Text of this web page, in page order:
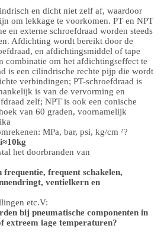
en dicht niet zelf af, waardoor
om lekkage te voorkomen. PT en NPT
en externe schroefdraad worden steeds
Afdichting wordt bereikt door de
en afdichtingsmiddel of tape
combinatie om het afdichtingseffect te
is een cilindrische rechte pijp die wordt
verbindingen; PT-schroefdraad is
is van de vervorming en
zelf; NPT is ook een conische
van 60 graden, voornamelijk
MPa, bar, psi, kg/cm ²?
het doorbranden van
frequentie, frequent schakelen,
ventielkern en
etc.V:
bij pneumatische componenten in
extreem lage temperaturen?